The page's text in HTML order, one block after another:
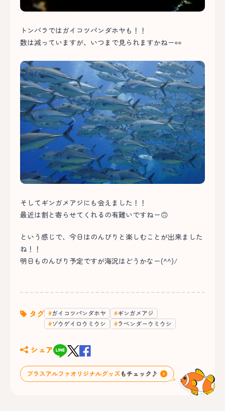
トンバラではガイコツパンダホヤも！！
数は減っていますが、いつまで見られますかねー👀
そしてギンガメアジにも会えました！！
最近は割と寄らせてくれるの有難いですねー🙃
という感じで、今日はのんびりと楽しむことが出来ました
ね！！
明日ものんびり予定ですが海況はどうかなー(^^)/
タグ ガイコツパンダホヤ
ギンガメアジ
ゾウゲイロウミウシ
ラベンダーウミウシ
シェア